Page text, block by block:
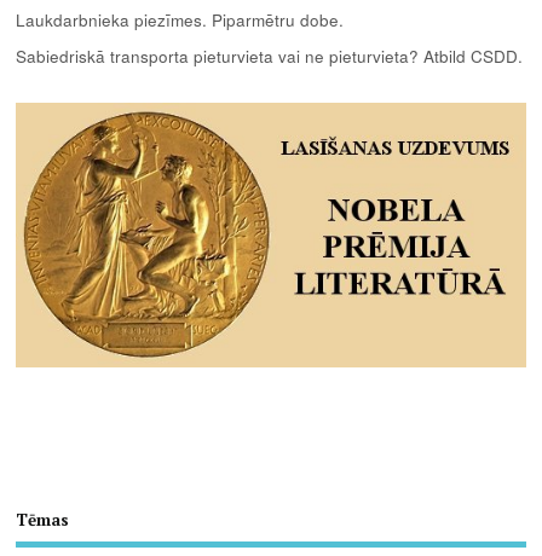
Laukdarbnieka piezīmes. Piparmētru dobe.
Sabiedriskā transporta pieturvieta vai ne pieturvieta? Atbild CSDD.
Tēmas